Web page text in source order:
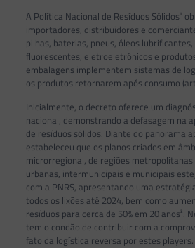
A Política Nacional de Resíduos Sólidos¹
importadores, distribuidores e
pilhas, baterias, pneus, óleos
fluorescentes, eletroeletrônicos e
embalagens implementem sistemas de
os produtos retornarem após consumo
Inicialmente, o decreto oferece um
nacional, demonstrando a defasagem na
de resíduos sólidos. Diante do panorama
estabeleceu que os planos criados em
microrregional, de regiões
urbanas, intermunicipais e municipais
com a PNRS, apresentando uma
todos os lixões até 2024, bem como
resíduos para cerca de 50% em 20 anos².
tem o condão de contribuir com a
fato da logística reversa por estes players.